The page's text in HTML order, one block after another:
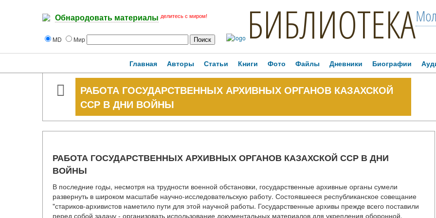
Обнародовать материалы делитесь с миром!
MD Мир БИБЛИОТЕКА
Главная Авторы Статьи Книги Фото Файлы Дневники Биографии
РАБОТА ГОСУДАРСТВЕННЫХ АРХИВНЫХ ОРГАНОВ КАЗАХСКОЙ
ССР В ДНИ ВОЙНЫ
РАБОТА ГОСУДАРСТВЕННЫХ АРХИВНЫХ ОРГАНОВ КАЗАХСКОЙ ССР В ДНИ
ВОЙНЫ
В последние годы, несмотря на трудности военной обстановки, государственные архивные органы сумели
развернуть в широком масштабе научно-исследовательскую работу. Состоявшееся республиканское совещание
"стариков-архивистов наметило пути для этой научной работы. Государственные архивы прежде всего поставили
перед собой задачу - организовать использование документальных материалов для укрепления оборонной,